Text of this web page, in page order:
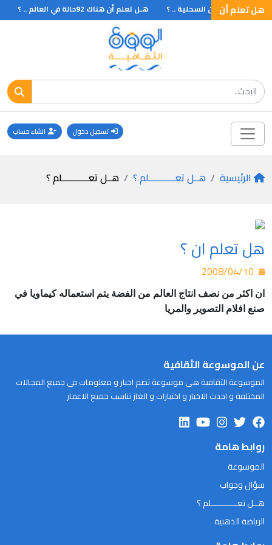
هل تعلم أن
هـل تعلم أن السحلية .. ؟ هـل تعلم أن هناك 92حالة في العالم .. ؟
تسجيل دخول انشاء حساب
الرئيسية هــل تعـــــــــــلم ؟ هــل تعـــــــــــلم ؟
هل تعلم ان ؟
ان اكثر من نصف انتاج العالم من الفضة يتم استعماله كيماويا في
صنع افلام التصوير والمريا
عن الموسوعة الثقافية
الموسوعة الثقافية هى موسوعة تضم اخبار و معلومات فى جميع المجالات
المختلفة و احدث الاخبار و اختبارات و الغاز تناسب جميع الاعمار
روابط هامة
الموسوعة
سؤال وجواب
هــل تعـــــــــــلم ؟
الرياضة الذهنية